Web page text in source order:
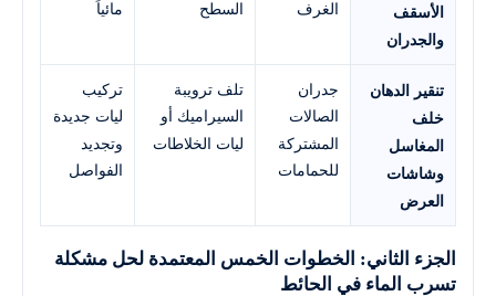
الأسقف
والجدران
الغرف
السطح
مائياً
تنقير الدهان
خلف
المغاسل
وشاشات
العرض
جدران
الصالات
المشتركة
للحمامات
تلف ترويبة
السيراميك أو
ليات الخلاطات
تركيب
ليات جديدة
وتجديد
الفواصل
الجزء الثاني: الخطوات الخمس المعتمدة لحل مشكلة
تسرب الماء في الحائط